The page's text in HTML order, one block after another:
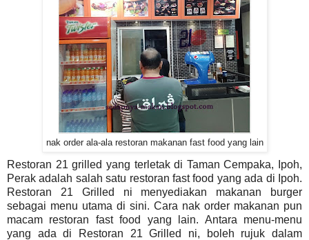
nak order ala-ala restoran makanan fast food yang lain
Restoran 21 grilled yang terletak di Taman Cempaka, Ipoh,
Perak adalah salah satu restoran fast food yang ada di Ipoh.
Restoran 21 Grilled ni menyediakan makanan burger
sebagai menu utama di sini. Cara nak order makanan pun
macam restoran fast food yang lain. Antara menu-menu
yang ada di Restoran 21 Grilled ni, boleh rujuk dalam